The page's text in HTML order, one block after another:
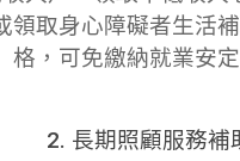
領取身心障礙者生活
格，可免繳納就業安定
2. 長期照顧服務補